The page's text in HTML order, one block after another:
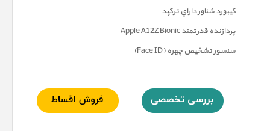
کيبورد شناور داراي ترکپد
پردازنده قدرتمند Apple A12Z Bionic
سنسور تشخيص چهره (Face ID)